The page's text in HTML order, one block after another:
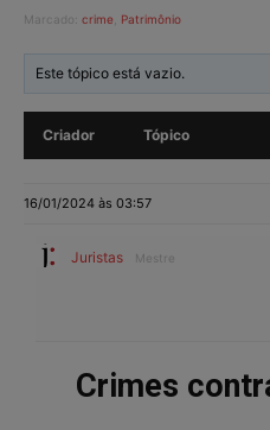
Marcado: crime Patrimônio
Este tópico está vazio.
Criador Tópico
16/01/2024 às 03:57
Juristas Mestre
Crimes